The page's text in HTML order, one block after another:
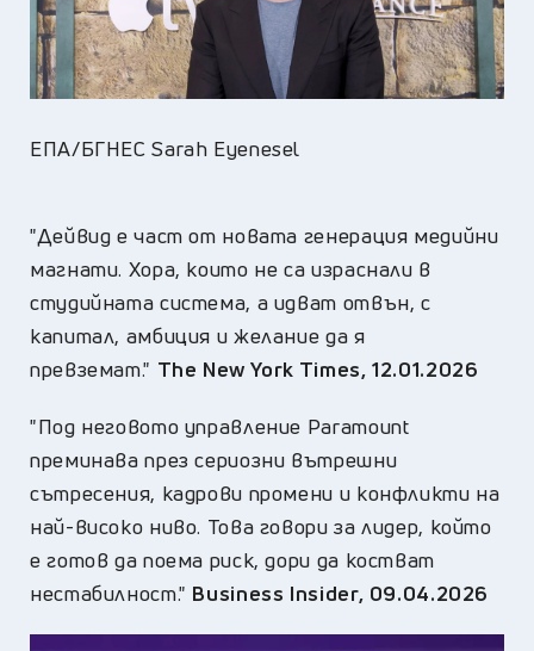
ЕПА/БГНЕС Sarah Eyenesel
"Дейвид е част от новата генерация медийни
магнати. Хора, които не са израснали в
студийната система, а идват отвън, с
капитал, амбиция и желание да я
превземат." The New York Times,12.01.2026
"Под неговото управление Paramount
преминава през сериозни вътрешни
сътресения, кадрови промени и конфликти на
най-високо ниво. Това говори за лидер, който
е готов да поема риск, дори да костват
нестабилност." Business Insider, 09.04.2026